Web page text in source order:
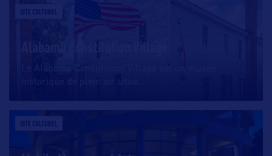
SITE CULTUREL
Alabama Constitution Village
Le Alabama Constitution Village est un musée
historique de plein air situé
SITE CULTUREL